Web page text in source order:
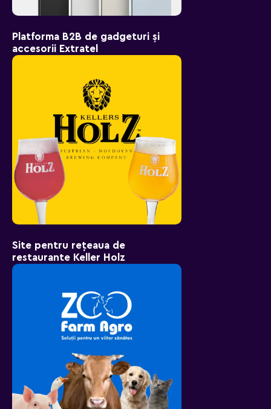
Platforma B2B de gadgeturi și
accesorii Extratel
Site pentru rețeaua de
restaurante Keller Holz